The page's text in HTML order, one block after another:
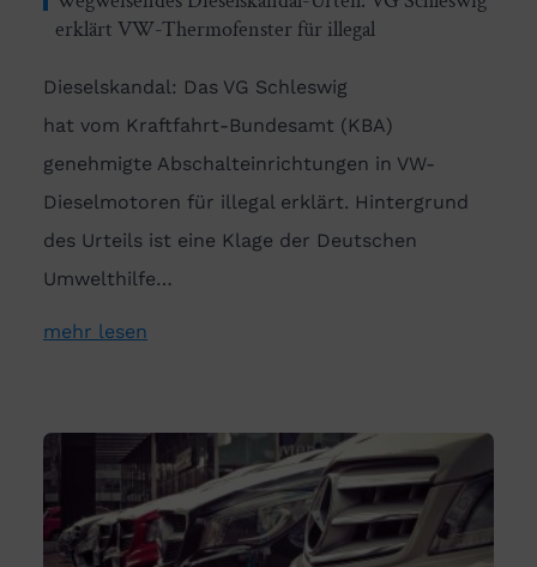
erklärt VW-Thermofenster für illegal
Dieselskandal: Das VG Schleswig
hat vom Kraftfahrt-Bundesamt (KBA)
genehmigte Abschalteinrichtungen in VW-
Dieselmotoren für illegal erklärt. Hintergrund
des Urteils ist eine Klage der Deutschen
Umwelthilfe…
mehr lesen